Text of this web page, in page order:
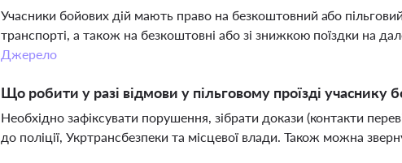
Учасники бойових дій мають право на безкоштовний або
транспорті, а також на безкоштовні або зі знижкою поїздки на
Джерело
Що робити у разі відмови у пільговому проїзді учаснику
Необхідно зафіксувати порушення, зібрати докази (контакти
до поліції, Укртрансбезпеки та місцевої влади. Також можна